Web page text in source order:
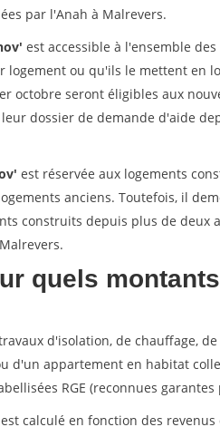
par l'Anah à Malrevers.
est accessible à l'ensemble
ou qu'ils le mettent en
octobre seront éligibles aux
dossier de demande d'aide
est réservée aux logements
anciens. Toutefois, il
construits depuis plus de deux
quels
d'isolation, de chauffage,
d'un appartement en habitat
RGE (reconnues
calculé en fonction des